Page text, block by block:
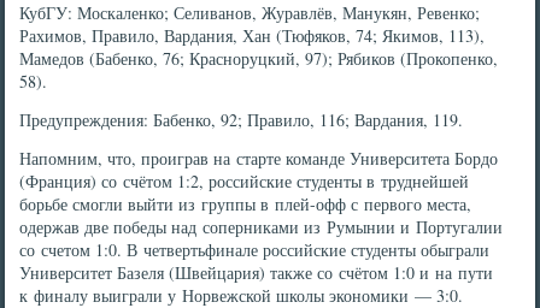
КубГУ: Москаленко; Селиванов, Журавлёв, Манукян, Ревенко;
Рахимов, Правило, Вардания, Хан (Тюфяков, 74; Якимов, 113),
Мамедов (Бабенко, 76; Красноруцкий, 97); Рябиков (Прокопенко,
58).
Предупреждения: Бабенко, 92; Правило, 116; Вардания, 119.
Напомним, что, проиграв на старте команде Университета Бордо
(Франция) со счётом 1:2, российские студенты в труднейшей
борьбе смогли выйти из группы в плей-офф с первого места,
одержав две победы над соперниками из Румынии и Португалии
со счетом 1:0. В четвертьфинале российские студенты обыграли
Университет Базеля (Швейцария) также со счётом 1:0 и на пути
к финалу выиграли у Норвежской школы экономики — 3:0.